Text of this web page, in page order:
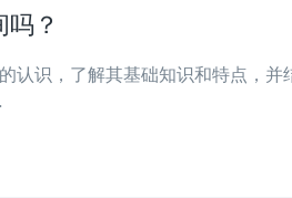
？
认识，了解其基础知识和特点，并